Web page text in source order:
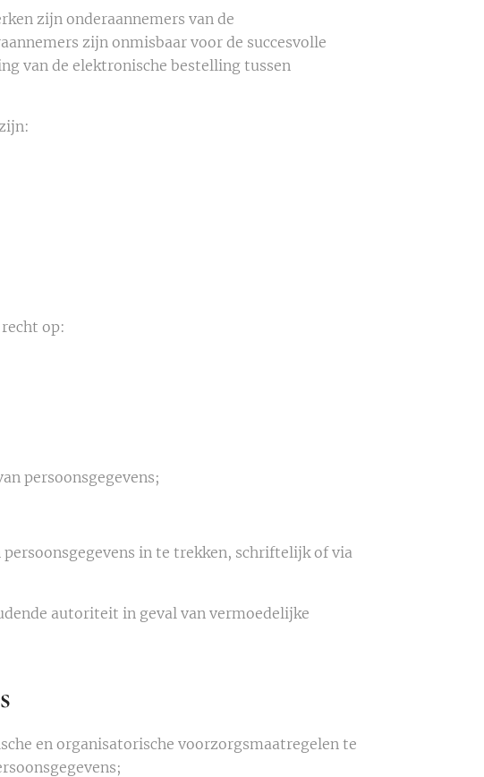
zijn onderaannemers van de
zijn onmisbaar voor de succesvolle
van de elektronische bestelling tussen
op:
persoonsgegevens;
in te trekken, schriftelijk of via
autoriteit in geval van vermoedelijke
en organisatorische voorzorgsmaatregelen te